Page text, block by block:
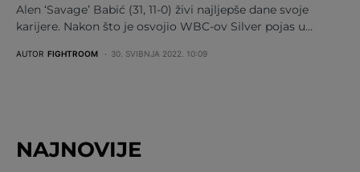
Alen ‘Savage’ Babić (31, 11-0) živi najljepše dane svoje
karijere. Nakon što je osvojio WBC-ov Silver pojas u…
AUTOR FIGHTROOM 30. SVIBNJA 2022. 10:09
NAJNOVIJE